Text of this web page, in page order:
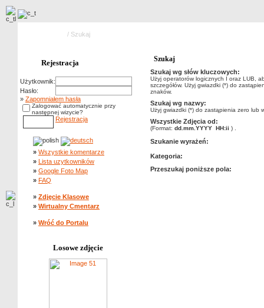
/ Szukaj
Rejestracja
Użytkownik:
Hasło:
» Zapomniałem hasła
Zalogować automatycznie przy
następnej wizycie?
Rejestracja
» Wszystkie komentarze
» Lista uzytkowników
» Google Foto Map
» FAQ
» Zdjęcie Klasowe
» Wirtualny Cmentarz
» Wróć do Portalu
Losowe zdjęcie
Szukaj
Szukaj wg słów kluczowych:
Użyj operatorów logicznych I oraz LUB,
szczegółów. Użyj gwiazdki (*) do
znaków.
Szukaj wg nazwy:
Użyj gwiazdki (*) do zastąpienia zero lub
Wszystkie Zdjęcia od:
(Format: dd.mm.YYYY HH:ii ) .
Szukanie wyrażeń:
Kategoria:
Przeszukaj poniższe pola: